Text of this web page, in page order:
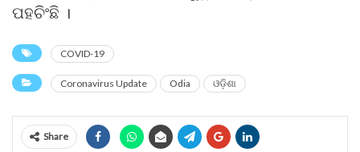
ପହଚିଂଛି ।
COVID-19
Coronavirus Update Odia ଓଡ଼ିଶା
Share